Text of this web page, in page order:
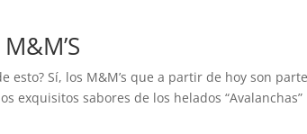
esto? Sí, los M&M’s que a partir de hoy son
exquisitos sabores de los helados “Avalanchas”